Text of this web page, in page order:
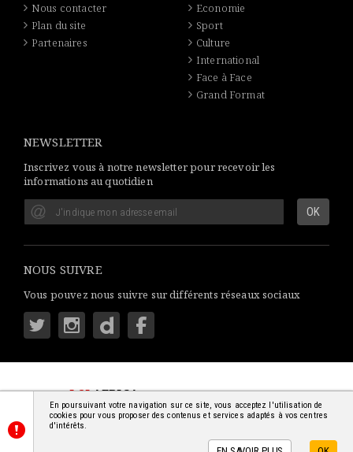
Nous contacter
Plan du site
Partenaires
Economie
Sport
Culture
International
Face à Face
Grand Format
NEWSLETTER
Inscrivez vous à notre newsletter pour recevoir les
informations au quotidien
NOUS SUIVRE
Vous pouvez nous suivre sur différents réseaux sociaux
LSIAFRICA: S'INFORMER SIMPLEMENT
© 2018-2026 - TOUS DROITS RÉSERVÉS
En poursuivant votre navigation sur ce site, vous acceptez l'utilisation de
cookies pour vous proposer des contenus et services adaptés à vos centres
d'intérêts.